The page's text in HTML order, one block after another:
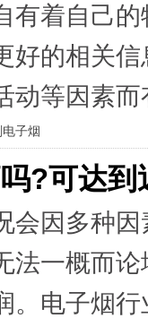
有着自己
好的相关
动等因素
子烟
?可达到
会因多种
法一概而
。电子烟